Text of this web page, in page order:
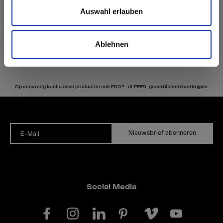
Auswahl erlauben
Ablehnen
Op aanvraag kunt u onze producten ook FSC®- of PEFC-gecertificeerd verkrijgen.
E-Mail Nieuwsbrief abonneren
Social Media